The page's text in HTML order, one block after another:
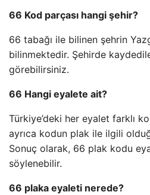
66 Kod parçası hangi şehir?
66 tabağı ile bilinen şehrin
bilinmektedir. Şehirde
görebilirsiniz.
66 Hangi eyalete ait?
Türkiye’deki her eyalet farklı
ayrıca kodun plak ile ilgili
Sonuç olarak, 66 plak kodu
söylenebilir.
66 plaka eyaleti nerede?